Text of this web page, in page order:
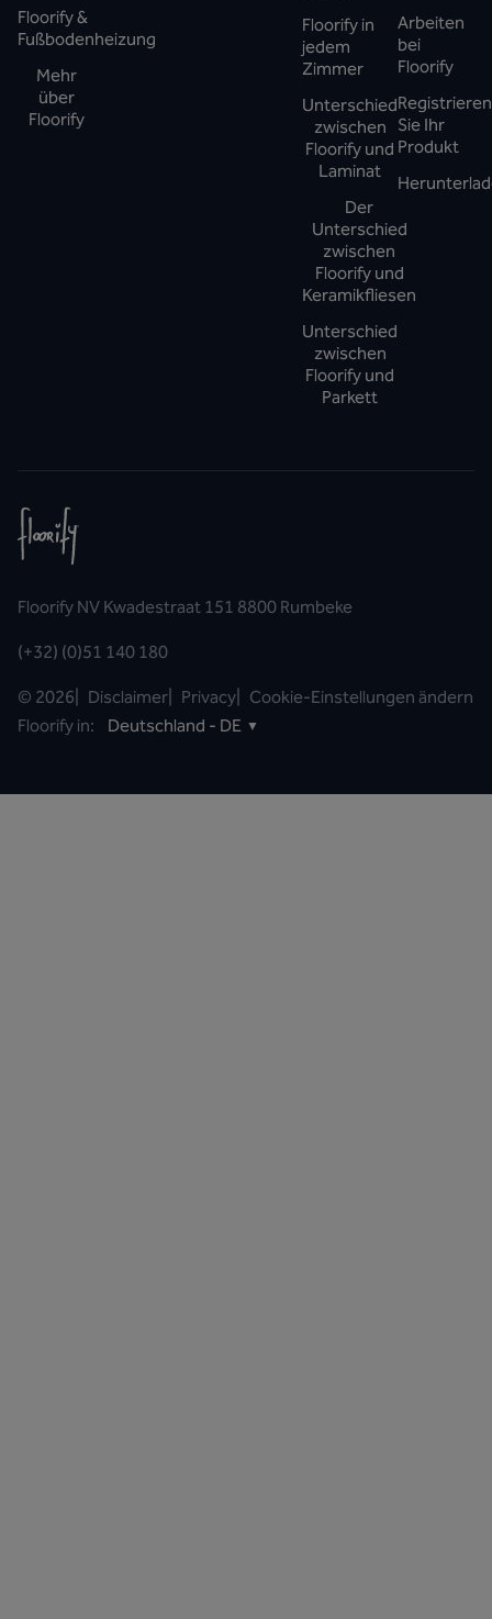
Floorify &
Fußbodenheizung
Mehr
über
Floorify
Floorify in
jedem
Zimmer
Unterschied
zwischen
Floorify und
Laminat
Der
Unterschied
zwischen
Floorify und
Keramikfliesen
Unterschied
zwischen
Floorify und
Parkett
Arbeiten
bei
Floorify
Registrieren
Sie Ihr
Produkt
Floorify NV Kwadestraat 151 8800 Rumbeke
(+32) (0)51 140 180
© 2026 Disclaimer Privacy
Cookie-Einstellungen ändern
Floorify in:
Deutschland - DE ▼